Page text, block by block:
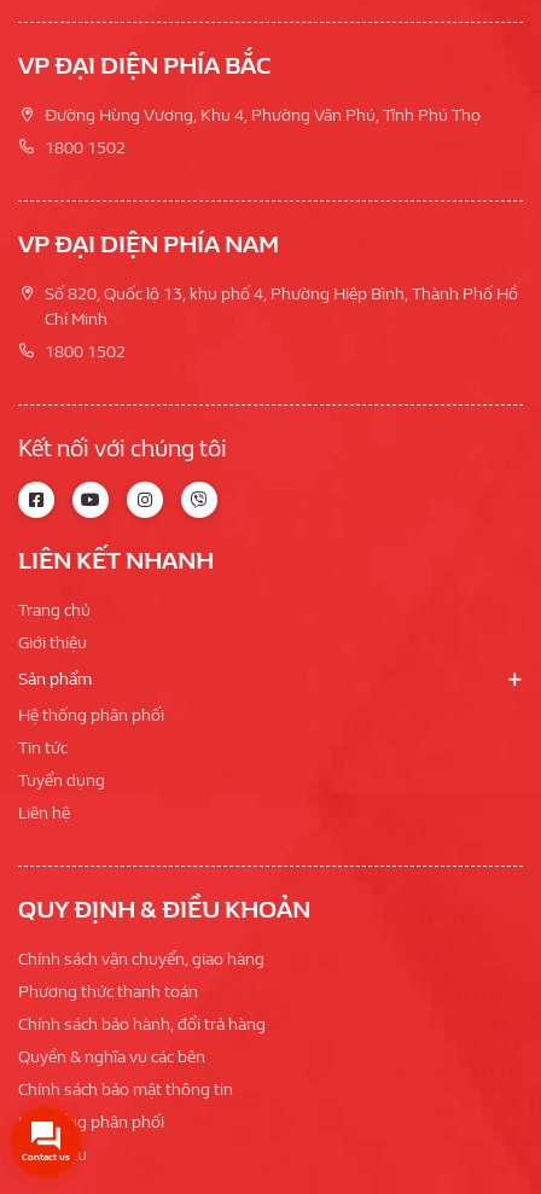
VP ĐẠI DIỆN PHÍA BẮC
Đường Hùng Vương, Khu 4, Phường Vân Phú, Tỉnh Phú Thọ
1800 1502
VP ĐẠI DIỆN PHÍA NAM
Số 820, Quốc lộ 13, khu phố 4, Phường Hiệp Bình, Thành Phố Hồ
Chí Minh
1800 1502
Kết nối với chúng tôi
LIÊN KẾT NHANH
Trang chủ
Giới thiệu
Sản phẩm
Hệ thống phân phối
Tin tức
Tuyển dụng
Liên hệ
QUY ĐỊNH & ĐIỀU KHOẢN
Chính sách vận chuyển, giao hàng
Phương thức thanh toán
Chính sách bảo hành, đổi trả hàng
Quyền & nghĩa vụ các bên
Chính sách bảo mật thông tin
Hệ thống phân phối
Giới thiệu
Contact us